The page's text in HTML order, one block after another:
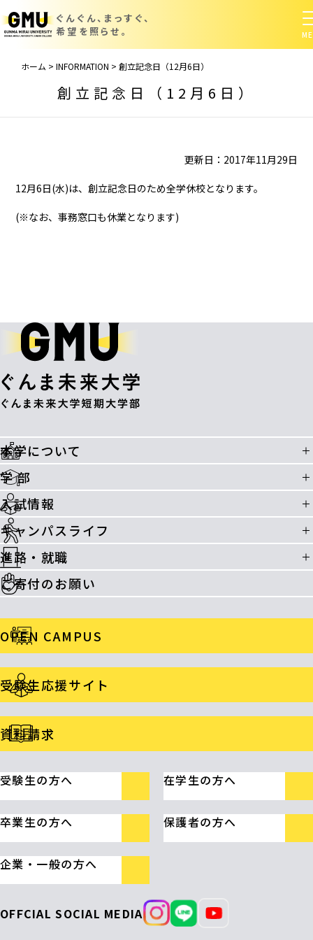
ぐんぐん、まっすぐ、
希望を照らせ。
ホーム > INFORMATION > 創立記念日（12月6日）
創立記念日（12月6日）
更新日：2017年11月29日
12月6日(水)は、創立記念日のため全学休校となります。
(※なお、事務窓口も休業となります)
本学について
学 部
入試情報
キャンパスライフ
進路・就職
ご寄付のお願い
OPEN CAMPUS
受験生応援サイト
資料請求
受験生の方へ 在学生の方へ
卒業生の方へ 保護者の方へ
企業・一般の方へ
OFFCIAL SOCIAL MEDIA